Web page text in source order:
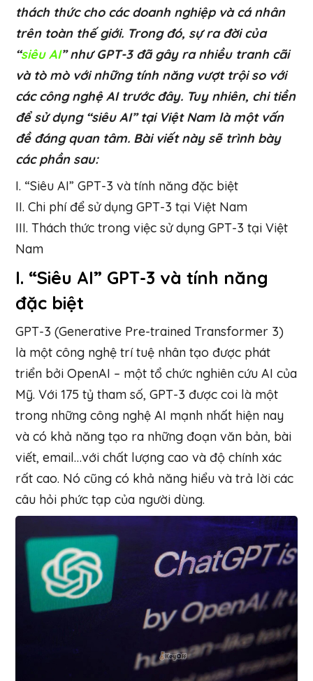
thách thức cho các doanh nghiệp và cá nhân
trên toàn thế giới. Trong đó, sự ra đời của
“siêu AI” như GPT-3 đã gây ra nhiều tranh cãi
và tò mò với những tính năng vượt trội so với
các công nghệ AI trước đây. Tuy nhiên, chi tiền
để sử dụng “siêu AI” tại Việt Nam là một vấn
đề đáng quan tâm. Bài viết này sẽ trình bày
các phần sau:
I. “Siêu AI” GPT-3 và tính năng đặc biệt
II. Chi phí để sử dụng GPT-3 tại Việt Nam
III. Thách thức trong việc sử dụng GPT-3 tại Việt
Nam
I. “Siêu AI” GPT-3 và tính năng
đặc biệt
GPT-3 (Generative Pre-trained Transformer 3)
là một công nghệ trí tuệ nhân tạo được phát
triển bởi OpenAI – một tổ chức nghiên cứu AI của
Mỹ. Với 175 tỷ tham số, GPT-3 được coi là một
trong những công nghệ AI mạnh nhất hiện nay
và có khả năng tạo ra những đoạn văn bản, bài
viết, email…với chất lượng cao và độ chính xác
rất cao. Nó cũng có khả năng hiểu và trả lời các
câu hỏi phức tạp của người dùng.